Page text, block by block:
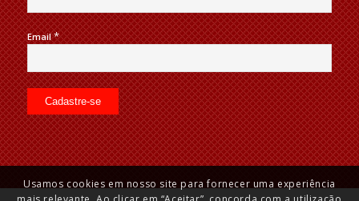
Email*
Usamos cookies em nosso site para fornecer uma experiência